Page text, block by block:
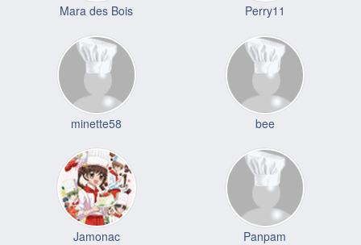
Mara des Bois Perry11
minette58 bee
Jamonac Panpam